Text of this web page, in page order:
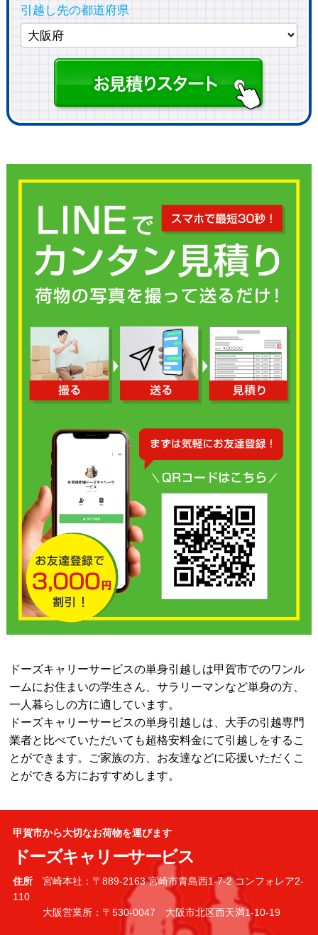
引越し先の都道府県
ドーズキャリーサービスの単身引越しは甲賀市でのワンル
ームにお住まいの学生さん、サラリーマンなど単身の方、
一人暮らしの方に適しています。
ドーズキャリーサービスの単身引越しは、大手の引越専門
業者と比べていただいても超格安料金にて引越しをするこ
とができます。ご家族の方、お友達などに応援いただくこ
とができる方におすすめします。
甲賀市から大切なお荷物を運びます
ドーズキャリーサービス
住所宮崎本社：〒889-2163 宮崎市青島西1-7-2 コンフォレア2-
110
大阪営業所：〒530-0047 大阪市北区西天満1-10-19